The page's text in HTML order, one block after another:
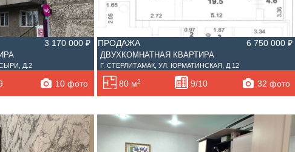
3 170 000 ₽
Д.2
10 фото
ПРОДАЖА 6 750 000 ₽
ДВУХКОМНАТНАЯ КВАРТИРА
Г. СТЕРЛИТАМАК, УЛ. ЮРМАТИНСКАЯ, Д.12
80 м2 9/10 32 фото